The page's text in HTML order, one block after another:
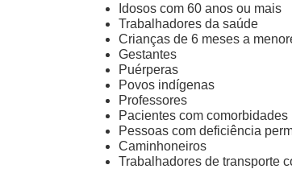
Idosos com 60 anos ou mais
Trabalhadores da saúde
Crianças de 6 meses a
Gestantes
Puérperas
Povos indígenas
Professores
Pacientes com comorbidades
Pessoas com deficiência
Caminhoneiros
Trabalhadores de transporte